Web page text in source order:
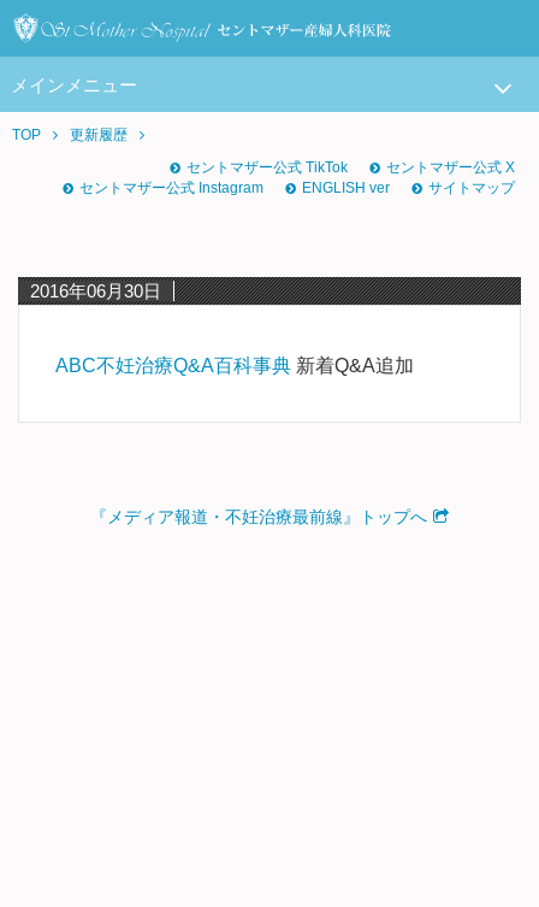
メインメニュー
TOP
更新履歴
セントマザー公式 TikTok
セントマザー公式 X
セントマザー公式 Instagram
ENGLISH ver サイトマップ
2016年06月30日
ABC不妊治療Q&A百科事典 新着Q&A追加
『メディア報道・不妊治療最前線』トップへ